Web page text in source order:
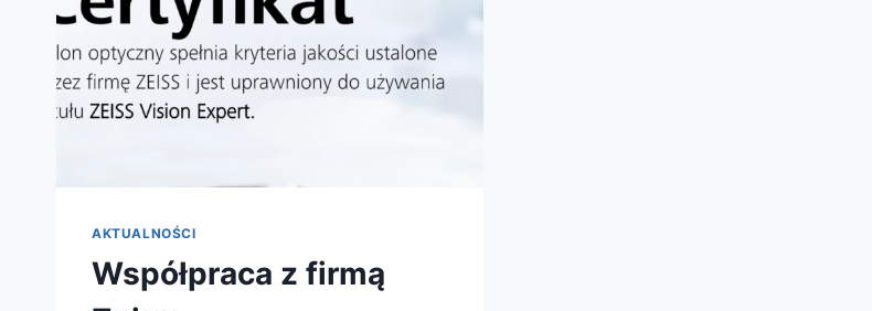
AKTUALNOŚCI
Współpraca z firmą